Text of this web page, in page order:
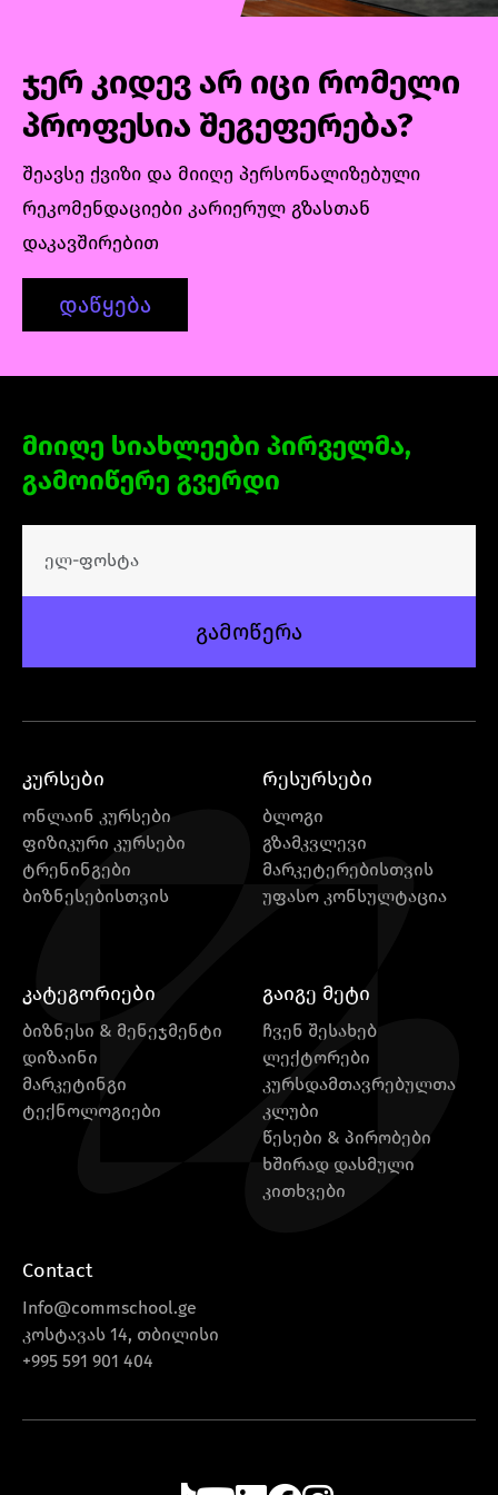
დამოუკიდებლად შეასრულებენ შესაბამის
პრაქტიკულ სავარჯიშოს. ასევე, მიიღებენ
რჩევებს/კონსულტაციებს კარიერული
განვითარების კუთხით, კურსის დასასრულს
კი შექმნიან ინდივიდუალურ
პროექტს, რომლითაც შეკრავენ კურსის
განმავლობაში შექმნილ პორტფოლიოს.
ჯერ კიდევ არ იცი რომელი
პროფესია შეგეფერება?
შეავსე ქვიზი და მიიღე პერსონალიზებული
რეკომენდაციები კარიერულ გზასთან
დაკავშირებით
დაწყება
მიიღე სიახლეები პირველმა,
გამოიწერე გვერდი
გამოწერა
კურსები
ონლაინ კურსები
ფიზიკური კურსები
ტრენინგები
ბიზნესებისთვის
რესურსები
ბლოგი
გზამკვლევი
მარკეტერებისთვის
უფასო კონსულტაცია
კატეგორიები
ბიზნესი & მენეჯმენტი
დიზაინი
მარკეტინგი
ტექნოლოგიები
გაიგე მეტი
ჩვენ შესახებ
ლექტორები
კურსდამთავრებულთა
კლუბი
წესები & პირობები
ხშირად დასმული
კითხვები
Contact
Info@commschool.ge
კოსტავას 14, თბილისი
+995 591 901 404